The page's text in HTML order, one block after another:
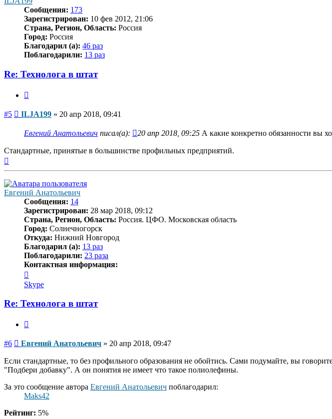
Сообщения: 173
Зарегистрирован: 10 фев 2012, 21:06
Страна, Регион, Область: Россия
Город: Россия
Благодарил (а): 46 раз
Поблагодарили: 13 раз
Re: Технолога в штат
#5 Сообщение
ILJA199 » 20 апр 2018, 09:41
Евгений Анатольевич писал(а): 20 апр 2018, 09:25 А какие конкретно обязанности вы
Стандартные, принятые в большинстве профильных предприятий.
Евгений Анатольевич
Сообщения: 14
Зарегистрирован: 28 мар 2018, 09:12
Страна, Регион, Область: Россия. ЦФО. Московская область
Город: Солнечногорск
Откуда: Нижний Новгород
Благодарил (а): 13 раз
Поблагодарили: 23 раза
Контактная информация:
информация
пользователя
Анатольевич
Skype
Re: Технолога в штат
#6 Сообщение
Евгений Анатольевич » 20 апр 2018, 09:47
Если стандартные, то без профильного образования не обойтись. Сами подумайте, вы
"Подбери добавку". А он понятия не имеет что такое полиолефины.
За это сообщение автора Евгений Анатольевич поблагодарил:
Maks42
Рейтинг: 5%